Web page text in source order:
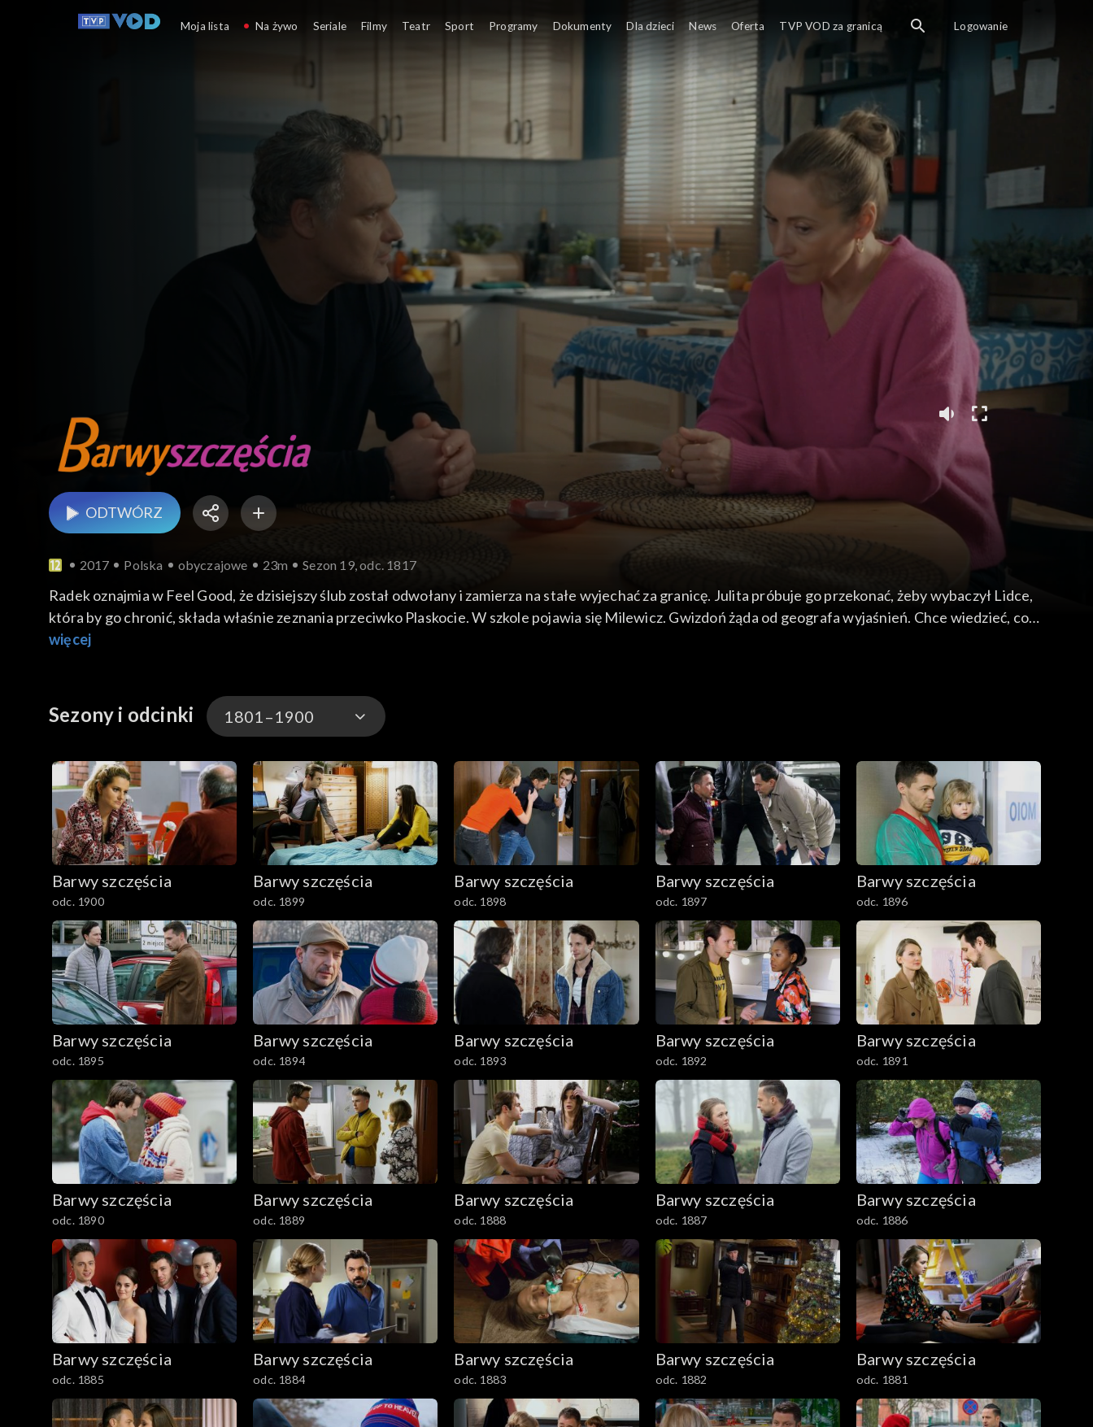
ODTWÓRZ
2017 Polska obyczajowe 23m Sezon 19, odc. 1817
Radek oznajmia w Feel Good, że dzisiejszy ślub został odwołany i zamierza na stałe wyjechać za granicę. Julita próbuje go przekonać, żeby wybaczył Lidce,
która by go chronić, składa właśnie zeznania przeciwko Plaskocie. W szkole pojawia się Milewicz. Gwizdoń żąda od geografa wyjaśnień. Chce wiedzieć, co
łączyło go z Angelą. Tymczasem Jowita mówi Kajtkowi i Oliwce, że ma plan, by zbliżyć się do nauczyciela i ukarać go za Angelę. Klara i Hubert są wstrząśnięci
więcej
Sezony i odcinki 1801–1900
3301-3400
3201-3300
3101-3200
3001-3100
2901-3000
2801–2900
2701–2800
2601–2700
2501–2600
2401–2500
2301–2400
2201–2300
2101–2200
2001–2100
1901–2000
1801–1900
1701–1800
Barwy szczęścia
odc. 1900
Barwy szczęścia
odc. 1899
Barwy szczęścia
odc. 1898
Barwy szczęścia
odc. 1897
Barwy szczęścia
odc. 1896
Barwy szczęścia
odc. 1895
Barwy szczęścia
odc. 1894
Barwy szczęścia
odc. 1893
Barwy szczęścia
odc. 1892
Barwy szczęścia
odc. 1891
Barwy szczęścia
odc. 1890
Barwy szczęścia
odc. 1889
Barwy szczęścia
odc. 1888
Barwy szczęścia
odc. 1887
Barwy szczęścia
odc. 1886
Barwy szczęścia
odc. 1885
Barwy szczęścia
odc. 1884
Barwy szczęścia
odc. 1883
Barwy szczęścia
odc. 1882
Barwy szczęścia
odc. 1881
Moja lista Na żywo Seriale Filmy Teatr Sport Programy Dokumenty Dla dzieci News Oferta TVP VOD za granicą Logowanie